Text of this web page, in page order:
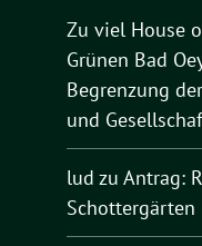
Zu viel House
Grünen Bad
Begrenzung
und
lud zu Antrag:
Schottergärten